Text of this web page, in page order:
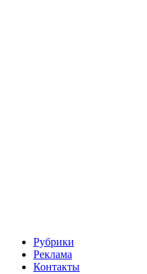
Рубрики
Реклама
Контакты